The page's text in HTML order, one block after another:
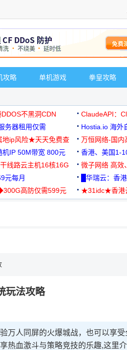
攻略 单机游戏 拳皇攻略
不黑洞CDN ClaudeAPI：
务器租用仅需
Hostia.io 海外
地ip风险★天天免费查
万恒网络-国内
99元/月起
机IP 50M带宽 800元 香港、美国1-
线路云主机16核16G
微子网络 高效
元每月 █华瑞云：香
高防仅需599元
★31idc★香港
玩法攻略
万人同屏的火爆城战，也可以享
热血激斗与策略竞技的乐趣,这里